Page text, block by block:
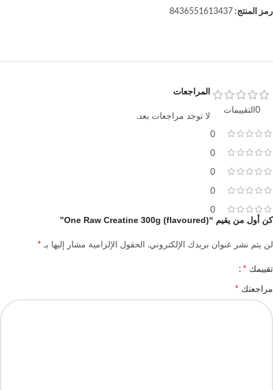
رمز المنتج: 8436551613437
0التقييمات
0
0
0
0
0
المراجعات
لا توجد مراجعات بعد.
كن أول من يقيم “(flavoured) One Raw Creatine 300g”
لن يتم نشر عنوان بريدك الإلكتروني. الحقول الإلزامية مشار إليها بـ *
تقييمك *
مراجعتك *